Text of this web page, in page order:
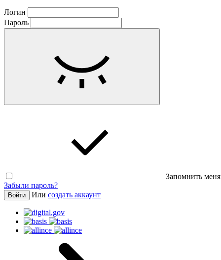
Логин
Пароль
Запомнить меня
Забыли пароль?
Войти Или создать аккаунт